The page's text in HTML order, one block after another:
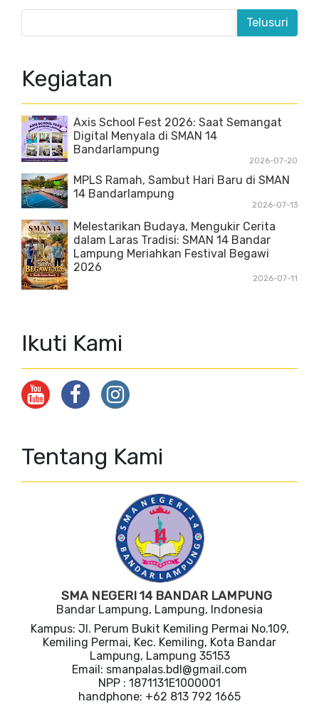
Kegiatan
Axis School Fest 2026: Saat Semangat
Digital Menyala di SMAN 14
Bandarlampung
2026-07-20
MPLS Ramah, Sambut Hari Baru di SMAN
14 Bandarlampung
2026-07-13
Melestarikan Budaya, Mengukir Cerita
dalam Laras Tradisi: SMAN 14 Bandar
Lampung Meriahkan Festival Begawi
2026
2026-07-11
Ikuti Kami
Tentang Kami
SMA NEGERI 14 BANDAR LAMPUNG
Bandar Lampung, Lampung, Indonesia
Kampus: Jl. Perum Bukit Kemiling Permai No.109,
Kemiling Permai, Kec. Kemiling, Kota Bandar
Lampung, Lampung 35153
Email: smanpalas.bdl@gmail.com
NPP : 1871131E1000001
handphone: +62 813 792 1665